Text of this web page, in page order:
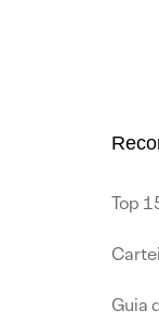
Top
Guia